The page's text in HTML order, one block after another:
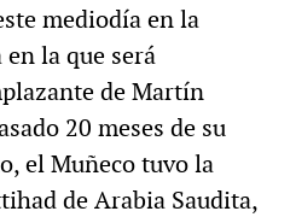
mediodía en la
la que será
de Martín
20 meses de su
el Muñeco tuvo la
de Arabia Saudita,